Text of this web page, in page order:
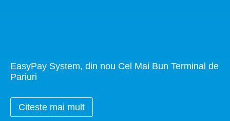
EasyPay System, din nou Cel Mai Bun Terminal de
Pariuri
Citeste mai mult